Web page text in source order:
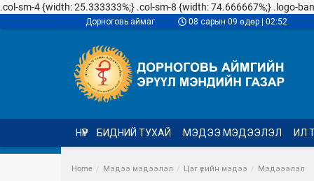
.col-sm-4 {width: 25.333333%;} .col-sm-8 {width: 74.666667%;} .logo-
Дорноговь аймаг 08 сарын 09 өдөр | 02:52
НҮҮР БИДНИЙ ТУХАЙ МЭДЭЭ МЭДЭЭЛЭЛ ИЛ
Home Мэдээ мэдээлэл Цаг үеийн мэдээ Мэдэээлэл